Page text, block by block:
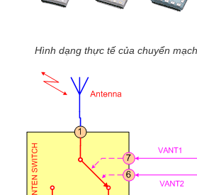
Hình dạng thực tế của chuyển